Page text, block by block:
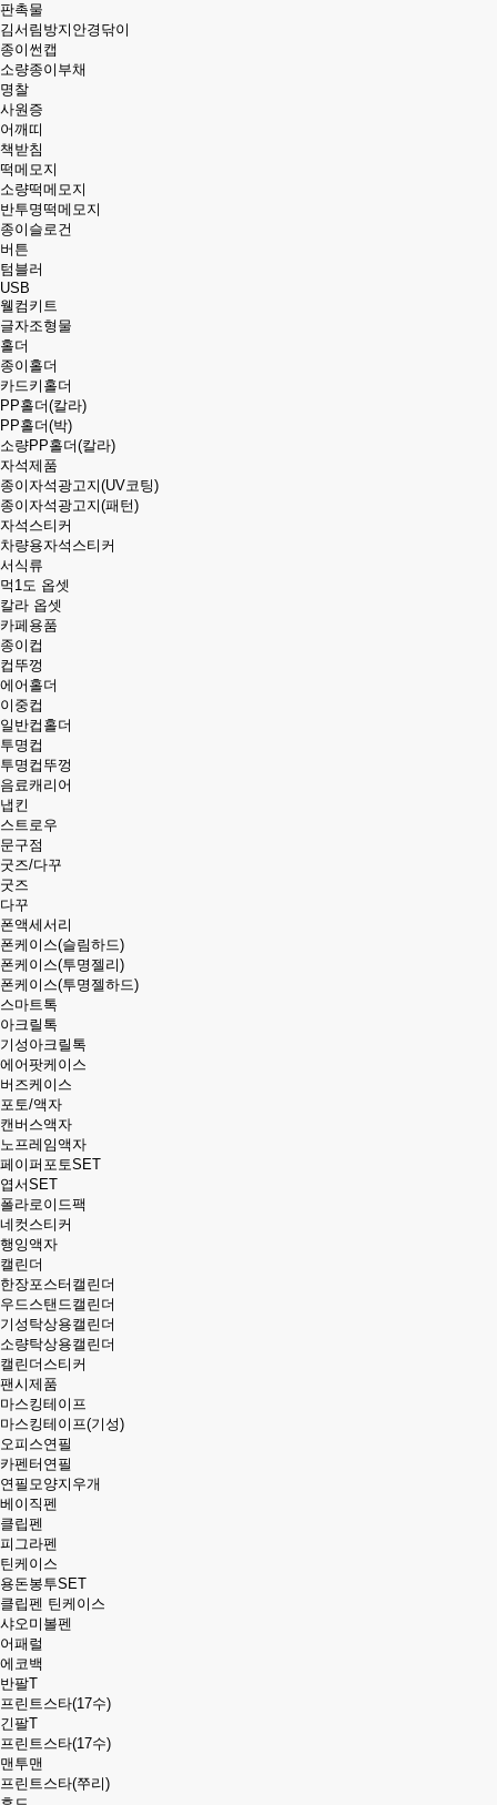
판촉물
김서림방지안경닦이
종이썬캡
소량종이부채
명찰
사원증
어깨띠
책받침
떡메모지
소량떡메모지
반투명떡메모지
종이슬로건
버튼
텀블러
USB
웰컴키트
글자조형물
홀더
종이홀더
카드키홀더
PP홀더(칼라)
PP홀더(박)
소량PP홀더(칼라)
자석제품
종이자석광고지(UV코팅)
종이자석광고지(패턴)
자석스티커
차량용자석스티커
서식류
먹1도 옵셋
칼라 옵셋
카페용품
종이컵
컵뚜껑
에어홀더
이중컵
일반컵홀더
투명컵
투명컵뚜껑
음료캐리어
냅킨
스트로우
문구점
굿즈/다꾸
굿즈
다꾸
폰액세서리
폰케이스(슬림하드)
폰케이스(투명젤리)
폰케이스(투명젤하드)
스마트톡
아크릴톡
기성아크릴톡
에어팟케이스
버즈케이스
포토/액자
캔버스액자
노프레임액자
페이퍼포토SET
엽서SET
폴라로이드팩
네컷스티커
행잉액자
캘린더
한장포스터캘린더
우드스탠드캘린더
기성탁상용캘린더
소량탁상용캘린더
캘린더스티커
팬시제품
마스킹테이프
마스킹테이프(기성)
오피스연필
카펜터연필
연필모양지우개
베이직펜
클립펜
피그라펜
틴케이스
용돈봉투SET
클립펜 틴케이스
샤오미볼펜
어패럴
에코백
반팔T
프린트스타(17수)
긴팔T
프린트스타(17수)
맨투맨
프린트스타(쭈리)